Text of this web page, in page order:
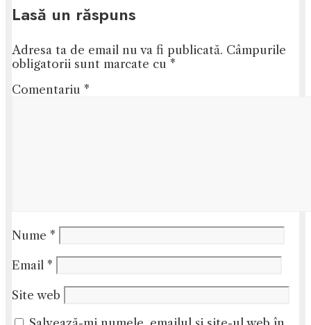
Lasă un răspuns
Adresa ta de email nu va fi publicată. Câmpurile
obligatorii sunt marcate cu *
Comentariu *
Nume *
Email *
Site web